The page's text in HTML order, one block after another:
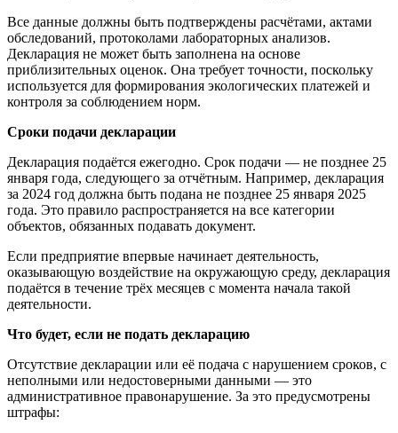
Все данные должны быть подтверждены расчётами, актами
обследований, протоколами лабораторных анализов.
Декларация не может быть заполнена на основе
приблизительных оценок. Она требует точности, поскольку
используется для формирования экологических платежей и
контроля за соблюдением норм.
Сроки подачи декларации
Декларация подаётся ежегодно. Срок подачи — не позднее 25
января года, следующего за отчётным. Например, декларация
за 2024 год должна быть подана не позднее 25 января 2025
года. Это правило распространяется на все категории
объектов, обязанных подавать документ.
Если предприятие впервые начинает деятельность,
оказывающую воздействие на окружающую среду, декларация
подаётся в течение трёх месяцев с момента начала такой
деятельности.
Что будет, если не подать декларацию
Отсутствие декларации или её подача с нарушением сроков, с
неполными или недостоверными данными — это
административное правонарушение. За это предусмотрены
штрафы: